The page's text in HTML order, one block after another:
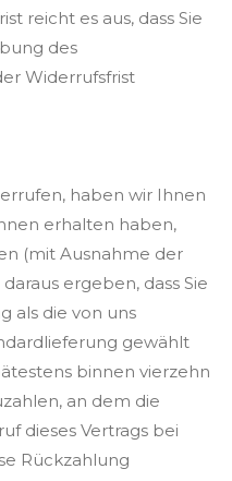
reicht es aus, dass Sie
des
Widerrufsfrist
haben wir Ihnen
erhalten haben,
(mit Ausnahme der
ergeben, dass Sie
als die von uns
gewählt
binnen vierzehn
an dem die
dieses Vertrags bei
Rückzahlung